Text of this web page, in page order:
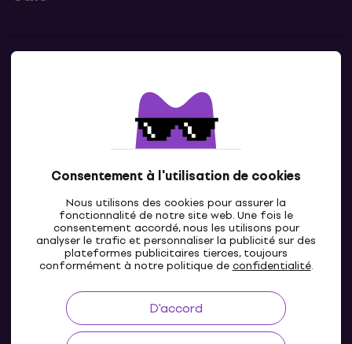
Consentement à l'utilisation de cookies
Nous utilisons des cookies pour assurer la
fonctionnalité de notre site web. Une fois le
consentement accordé, nous les utilisons pour
analyser le trafic et personnaliser la publicité sur des
plateformes publicitaires tierces, toujours
conformément à notre politique deconfidentialité.
D'accord
Contacte nous
LU